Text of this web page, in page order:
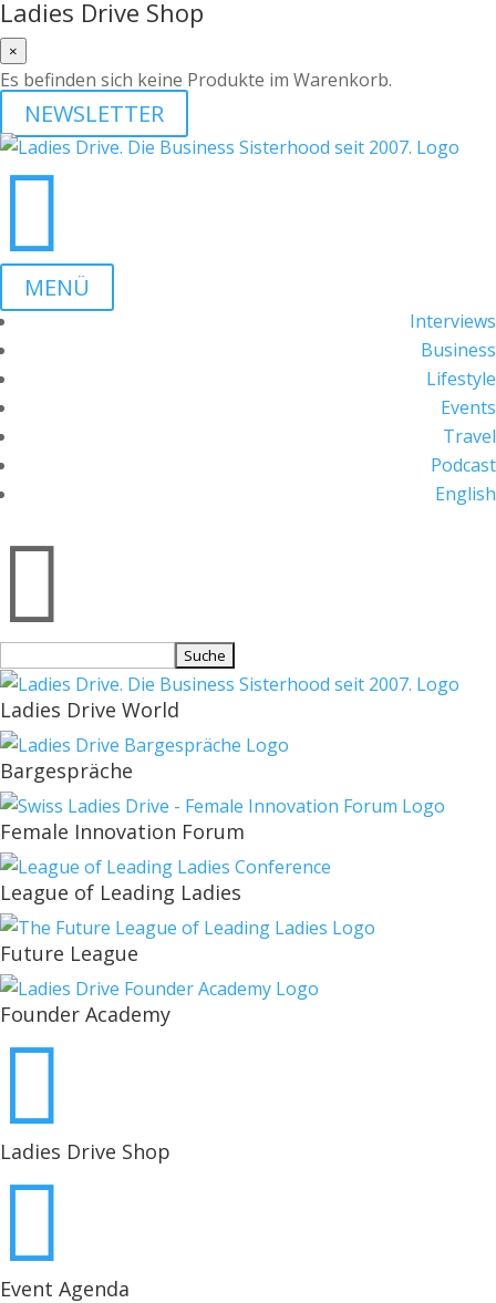
Ladies Drive Shop
×
Es befinden sich keine Produkte im Warenkorb.
NEWSLETTER

MENÜ
Interviews
Business
Lifestyle
Events
Travel
Podcast
English

nach:
Ladies Drive World
Bargespräche
Female Innovation Forum
League of Leading Ladies
Future League
Founder Academy

Ladies Drive Shop

Event Agenda